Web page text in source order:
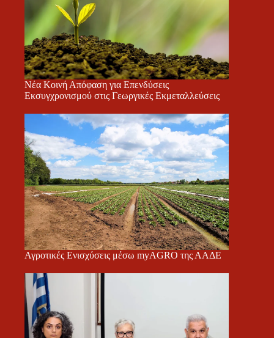
Νέα Κοινή Απόφαση για Επενδύσεις
Εκσυγχρονισμού στις Γεωργικές Εκμεταλλεύσεις
Αγροτικές Ενισχύσεις μέσω myAGRO της ΑΑΔΕ